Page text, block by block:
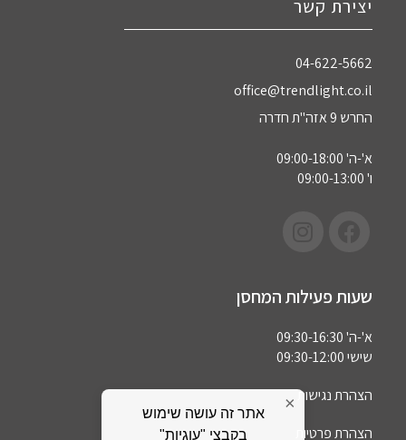
יצירת קשר
04-622-5662‏
office@trendlight.co.il
החרש 9 אזה"ת חדרה
א'-ה' 09:00-18:00
ו' 09:00-13:00
שעות פעילות המחסן
א'-ה' 09:30-16:30
שישי 09:30-12:00
הצהרת נגישות
הצהרת פרטיות
×
אתר זה עושה שימוש
בקבצי "עוגיות"